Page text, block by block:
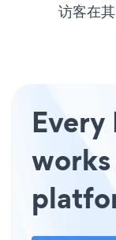
访客在
Every
works